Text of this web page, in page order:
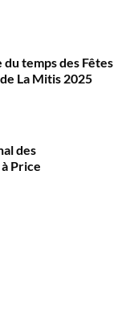
temps des Fêtes
La Mitis 2025
des
Price